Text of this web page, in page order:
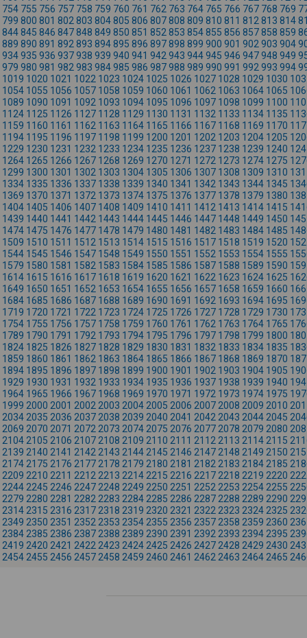
754 755 756 757 758 759 760 761 762 763 764 765 766 767 768 769
799 800 801 802 803 804805 806 807808 809 810 811 812 813 814
844845 846 847848 849 850 851 852 853 854855 856 857858 859
889 890 891 892 893 894895 896 897898 899 900 901 902 903 904
934935 936 937938 939 940 941 942 943 944945 946 947948 949
979 980 981 982 983 984985 986 987988 989 990 991 992 993 994
1019 1020 1021 1022 1023 1024 1025 1026 1027 1028 1029 1030
1054 1055 1056 1057 1058 1059 1060 1061 1062 1063 1064 1065
1089 1090 1091 1092 1093 1094 1095 1096 1097 1098 1099 1100
1124 1125 1126 1127 1128 1129 1130 1131 1132 1133 1134 1135
1159 1160 1161 1162 1163 1164 1165 1166 1167 1168 1169 1170
1194 1195 1196 1197 1198 1199 1200 1201 1202 1203 1204 1205
1229 1230 1231 1232 1233 1234 1235 1236 1237 1238 1239 1240
1264 1265 1266 1267 1268 1269 1270 1271 1272 1273 1274 1275
1299 1300 1301 1302 1303 1304 1305 1306 1307 1308 1309 1310
1334 1335 1336 1337 1338 1339 1340 1341 1342 1343 1344 1345
1369 1370 1371 1372 1373 1374 1375 1376 1377 1378 1379 1380
1404 1405 1406 1407 1408 1409 1410 1411 1412 1413 1414 1415
1439 1440 1441 1442 1443 1444 1445 1446 1447 1448 1449 1450
1474 1475 1476 1477 1478 1479 1480 1481 1482 1483 1484 1485
1509 1510 1511 1512 1513 1514 1515 1516 1517 1518 1519 1520
1544 1545 1546 1547 1548 1549 1550 1551 1552 1553 1554 1555
1579 1580 1581 1582 1583 1584 1585 1586 1587 1588 1589 1590
1614 1615 1616 1617 1618 1619 1620 1621 1622 1623 1624 1625
1649 1650 1651 1652 1653 1654 1655 1656 1657 1658 1659 1660
1684 1685 1686 1687 1688 1689 1690 1691 1692 1693 1694 1695
1719 1720 1721 1722 1723 1724 1725 1726 1727 1728 1729 1730
1754 1755 1756 1757 1758 1759 1760 1761 1762 1763 1764 1765
1789 1790 1791 1792 1793 1794 1795 1796 1797 1798 1799 1800
1824 1825 1826 1827 1828 1829 1830 1831 1832 1833 1834 1835
1859 1860 1861 1862 1863 1864 1865 1866 1867 1868 1869 1870
1894 1895 1896 1897 1898 1899 1900 1901 1902 1903 1904 1905
1929 1930 1931 1932 1933 1934 1935 1936 1937 1938 1939 1940
1964 1965 1966 1967 1968 1969 1970 1971 1972 1973 1974 1975
1999 2000 2001 2002 2003 2004 2005 2006 2007 2008 2009 2010
2034 2035 2036 2037 2038 2039 2040 2041 2042 2043 2044 2045
2069 2070 2071 2072 2073 2074 2075 2076 2077 2078 2079 2080
2104 2105 2106 2107 2108 2109 2110 2111 2112 2113 2114 2115
2139 2140 2141 2142 2143 2144 2145 2146 2147 2148 2149 2150
2174 2175 2176 2177 2178 2179 2180 2181 2182 2183 2184 2185
2209 2210 2211 2212 2213 2214 2215 2216 2217 2218 2219 2220
2244 2245 2246 2247 2248 2249 2250 2251 2252 2253 2254 2255
2279 2280 2281 2282 2283 2284 2285 2286 2287 2288 2289 2290
2314 2315 2316 2317 2318 2319 2320 2321 2322 2323 2324 2325
2349 2350 2351 2352 2353 2354 2355 2356 2357 2358 2359 2360
2384 2385 2386 2387 2388 2389 2390 2391 2392 2393 2394 2395
2419 2420 2421 2422 2423 2424 2425 2426 2427 2428 2429 2430
2454 2455 2456 2457 2458 2459 2460 2461 2462 2463 2464 2465